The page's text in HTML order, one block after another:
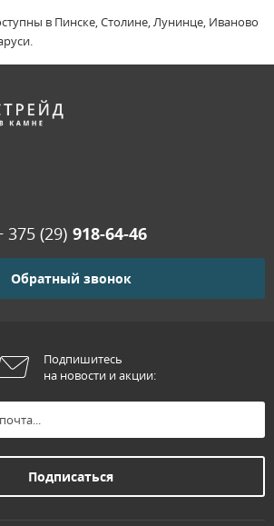
в Пинске, Столине, Лунинце, Иваново
375 (29) 918-64-46
Обратный звонок
Подпишитесь
на новости и акции: